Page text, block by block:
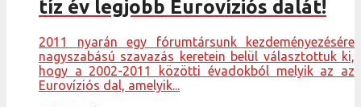
tíz év legjobb Eurovíziós dalát!
2011 nyarán egy fórumtársunk kezdeményezésére
nagyszabású szavazás keretein belül választottuk ki,
hogy a 2002-2011 közötti évadokból melyik az az
Eurovíziós dal, amelyik...